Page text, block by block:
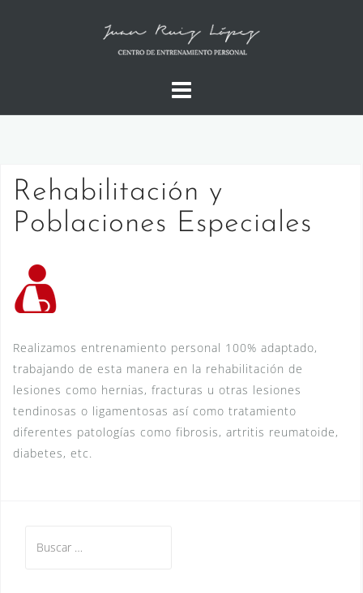
Rehabilitación y
Poblaciones Especiales
Realizamos entrenamiento personal 100% adaptado,
trabajando de esta manera en la rehabilitación de
lesiones como hernias, fracturas u otras lesiones
tendinosas o ligamentosas así como tratamiento
diferentes patologías como fibrosis, artritis reumatoide,
diabetes, etc.